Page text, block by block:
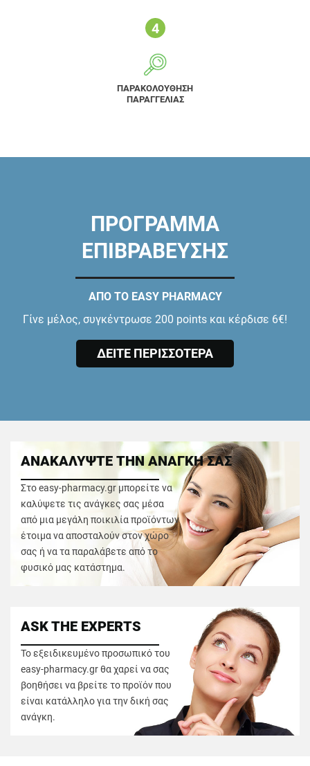
ΠΑΡΑΚΟΛΟΥΘΗΣΗ
ΠΑΡΑΓΓΕΛΙΑΣ
ΠΡΟΓΡΑΜΜΑ
ΕΠΙΒΡΑΒΕΥΣΗΣ
ΑΠΟ ΤΟ EASY PHARMACY
Γίνε μέλος, συγκέντρωσε 200 points και κέρδισε 6€!
ΔΕΙΤΕ ΠΕΡΙΣΣΟΤΕΡΑ
ΑΝΑΚΑΛΥΨΤΕ ΤΗΝ ΑΝΑΓΚΗ ΣΑΣ
Στο easy-pharmacy.gr μπορείτε να
καλύψετε τις ανάγκες σας μέσα
από μια μεγάλη ποικιλία προϊόντων
έτοιμα να αποσταλούν στον χώρο
σας ή να τα παραλάβετε από το
φυσικό μας κατάστημα.
ASK THE EXPERTS
Το εξειδικευμένο προσωπικό του
easy-pharmacy.gr θα χαρεί να σας
βοηθήσει να βρείτε το προϊόν που
είναι κατάλληλο για την δική σας
ανάγκη.